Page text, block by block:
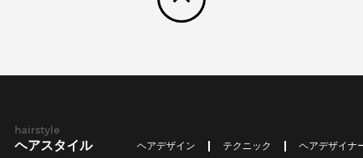
hairstyle
ヘアスタイル ヘアデザイン テクニック ヘアデザイナ